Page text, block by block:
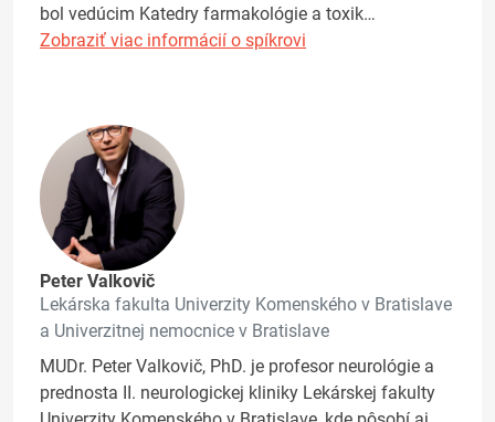
bol vedúcim Katedry farmakológie a toxik…
Zobraziť viac informácií o spíkrovi
Peter Valkovič
Lekárska fakulta Univerzity Komenského v Bratislave
a Univerzitnej nemocnice v Bratislave
MUDr. Peter Valkovič, PhD. je profesor neurológie a
prednosta II. neurologickej kliniky Lekárskej fakulty